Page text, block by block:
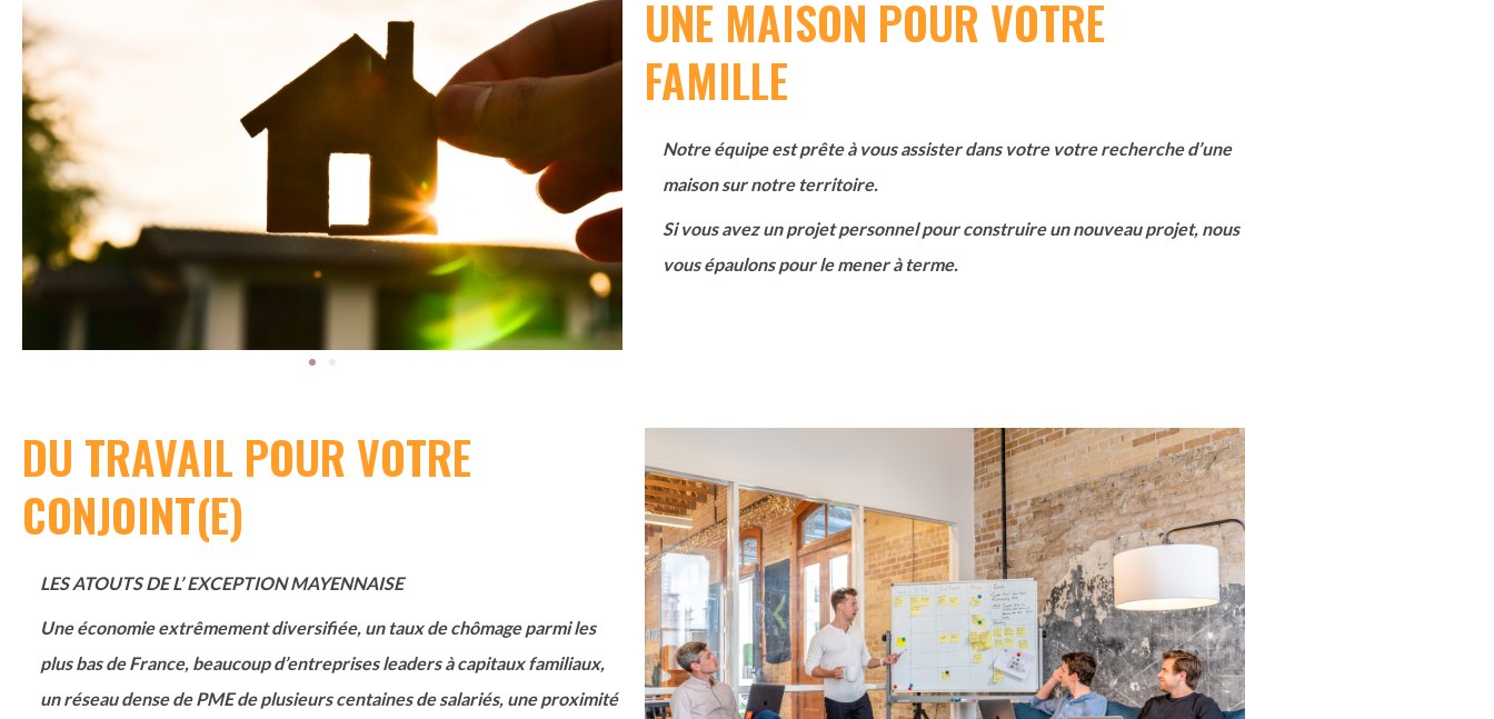
UNE MAISON POUR VOTRE
FAMILLE
Notre équipe est prête à vous assister dans votre votre recherche d’une
maison sur notre territoire.
Si vous avez un projet personnel pour construire un nouveau projet, nous
vous épaulons pour le mener à terme.
DU TRAVAIL POUR VOTRE
CONJOINT(E)
LES ATOUTS DE L’ EXCEPTION MAYENNAISE
Une économie extrêmement diversifiée, un taux de chômage parmi les
plus bas de France, beaucoup d’entreprises leaders à capitaux familiaux,
un réseau dense de PME de plusieurs centaines de salariés, une proximité